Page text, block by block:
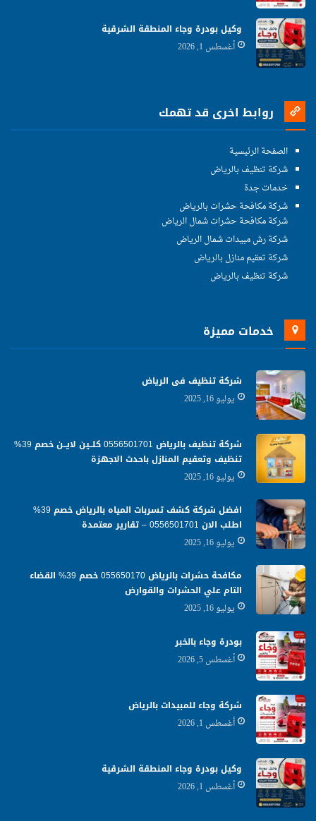
وكيل بودرة وجاء المنطقة الشرقية
أغسطس 1, 2026
روابط اخرى قد تهمك
الصفحة الرئيسية
شركة تنظيف بالرياض
خدمات جدة
شركة مكافحة حشرات بالرياض
شركة مكافحة حشرات شمال الرياض
شركة رش مبيدات شمال الرياض
شركة تعقيم منازل بالرياض
شركة تنظيف بالرياض
خدمات مميزة
شركة تنظيف فى الرياض
يوليو 16, 2025
شركة تنظيف بالرياض 0556501701 كلــين لايــن خصم 39%
تنظيف وتعقيم المنازل باحدث الاجهزة
يوليو 16, 2025
افضل شركة كشف تسربات المياه بالرياض خصم 39%
اطلب الان 0556501701‬‏ – تقارير معتمدة
يوليو 16, 2025
مكافحة حشرات بالرياض 055650170 خصم 39% القضاء
التام علي الحشرات والقوارض
يوليو 16, 2025
بودرة وجاء بالخبر
أغسطس 5, 2026
شركة وجاء للمبيدات بالرياض
أغسطس 1, 2026
وكيل بودرة وجاء المنطقة الشرقية
أغسطس 1, 2026